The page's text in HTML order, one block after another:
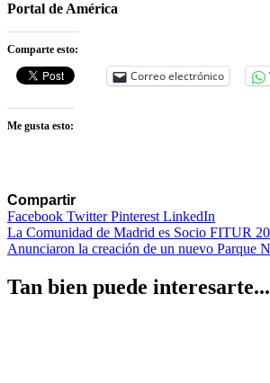
Portal de América
Comparte esto:
Correo electrónico
Me gusta esto:
Compartir
Facebook TwitterPinterest LinkedIn
Navegación
de
entradas
La Comunidad de Madrid es Socio FITUR
Anunciaron la creación de un nuevo Parque
Tan bien puede interesarte...